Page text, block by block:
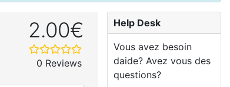
2.00€
0 Reviews
Help Desk
Vous avez besoin
daide? Avez vous des
questions?